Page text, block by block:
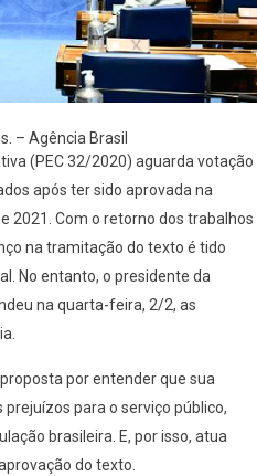
– Agência Brasil
(PEC 32/2020) aguarda votação
após ter sido aprovada na
2021. Com o retorno dos trabalhos
na tramitação do texto é tido
No entanto, o presidente da
na quarta-feira, 2/2, as
por entender que sua
para o serviço público,
brasileira. E, por isso, atua
do texto.